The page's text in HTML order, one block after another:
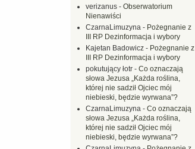
verizanus - Obserwatorium
Nienawiści
CzarnaLimuzyna - Pożegnanie z
III RP Dezinformacja i wybory
Kajetan Badowicz - Pożegnanie z
III RP Dezinformacja i wybory
pokutujący łotr - Co oznaczają
słowa Jezusa „Każda roślina,
której nie sadził Ojciec mój
niebieski, będzie wyrwana”?
CzarnaLimuzyna - Co oznaczają
słowa Jezusa „Każda roślina,
której nie sadził Ojciec mój
niebieski, będzie wyrwana”?